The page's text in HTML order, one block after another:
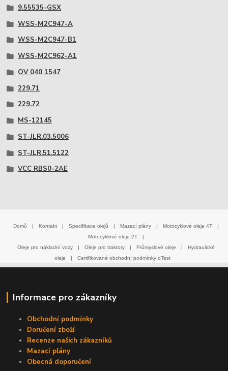
9.55535-GSX
WSS-M2C947-A
WSS-M2C947-B1
WSS-M2C962-A1
OV 040 1547
229.71
229.72
MS-12145
ST-JLR.03.5006
ST-JLR.51.5122
VCC RBS0-2AE
Domů | Kontakt | Specifikace olejů | Mazací plány | Motocyklové oleje 4T
|
Motocyklové oleje 2T
|
Oleje pro nákladní vozy
| Oleje pro traktory | Průmyslové oleje |
Hydraulické
oleje
| Certifikované obchodní podmínky dTest
Informace pro zákazníky
Obchodní podmínky
Doručení zboží
Recenze našich zákazníků
Mazací plány
Obecná doporučení